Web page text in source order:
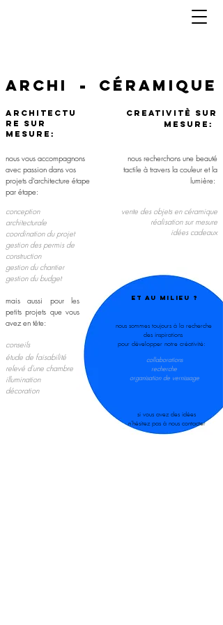
archi céramique
-
a rchitectu
re sur
mesure:
CREATIVITè sur
mesuRE:
Et au milieu ?
nous sommes toujours à la recherche
des inspirations
pour développer notre créativité:
collaborations
recherche
organisation de vernissage
si vous avez des idées
n'hésitez pas à nous contacter
nous vous accompagnons
avec passion dans vos
projets d’architecture étape
par étape:
nous recherchons une beauté
tactile à travers la couleur et la
lumière:
vente des objets en céramique
réalisation sur mesure
idées cadeaux
conception
architecturale
coordination du projet
gestion des permis de
construction
gestion du chantier
gestion du budget
mais aussi pour les
petits projets que vous
avez en tête:
conseils
étude de faisabilité
relevé d'une chambre
illumination
décoration